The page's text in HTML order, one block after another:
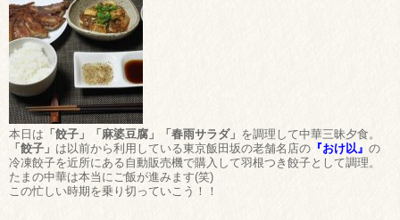
本日は 「餃子」「麻婆豆腐」「春雨サラダ」 を調理して中華三昧夕食。
「餃子」 は以前から利用している東京飯田坂の老舗名店の 『おけ以』 の
冷凍餃子を近所にある自動販売機で購入して羽根つき餃子として調理。
たまの中華は本当にご飯が進みます(笑)
この忙しい時期を乗り切っていこう！！